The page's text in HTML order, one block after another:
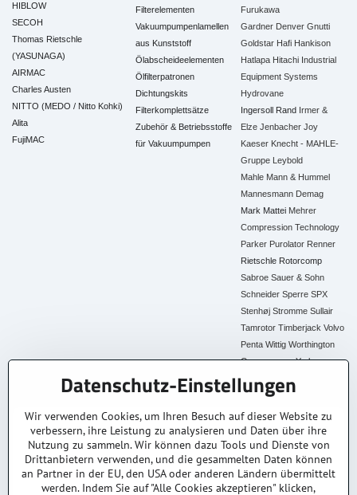
HIBLOW
SECOH
Thomas Rietschle
(YASUNAGA)
AIRMAC
Charles Austen
NITTO (MEDO / Nitto Kohki)
Alita
FujiMAC
Filterelementen
Vakuumpumpenlamellen
aus Kunststoff
Ölabscheideelementen
Ölfilterpatronen
Dichtungskits
Filterkomplettsätze
Zubehör & Betriebsstoffe
für Vakuumpumpen
Furukawa
Gardner Denver Gnutti
Goldstar Hafi Hankison
Hatlapa Hitachi Industrial
Equipment Systems
Hydrovane
Ingersoll Rand Irmer &
Elze Jenbacher Joy
Kaeser Knecht - MAHLE-
Gruppe Leybold
Mahle Mann & Hummel
Mannesmann Demag
Mark Mattei Mehrer
Compression Technology
Parker Purolator Renner
Rietschle Rotorcomp
Sabroe Sauer & Sohn
Schneider Sperre SPX
Stenhøj Stromme Sullair
Tamrotor Timberjack Volvo
Penta Wittig Worthington
Creyssensac York
Alle Ersatzteile
30+ Jahre Erfahrung
Branchenexperten
Lagerware
Schneller Versand AT &
DE
Original & Kompatibel
Ersatzteile aller Marken
Faire Preise
Top Preis-Leistung
Fachberatung
Persönlich & kompetent
Datenschutz-Einstellungen
Wir verwenden Cookies, um Ihren Besuch auf dieser Website zu
verbessern, ihre Leistung zu analysieren und Daten über ihre
Nutzung zu sammeln. Wir können dazu Tools und Dienste von
Drittanbietern verwenden, und die gesammelten Daten können
an Partner in der EU, den USA oder anderen Ländern übermittelt
werden. Indem Sie auf "Alle Cookies akzeptieren" klicken,